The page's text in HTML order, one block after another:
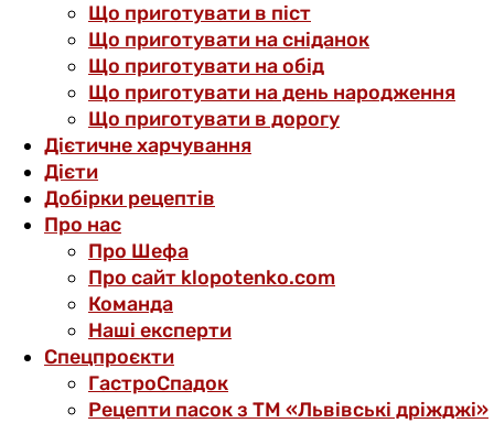
Що приготувати в піст
Що приготувати на сніданок
Що приготувати на обід
Що приготувати на день народження
Що приготувати в дорогу
Дієтичне харчування
Дієти
Добірки рецептів
Про нас
Про Шефа
Про сайт klopotenko.com
Команда
Наші експерти
Спецпроєкти
ГастроСпадок
Рецепти пасок з ТМ «Львівські дріжджі»